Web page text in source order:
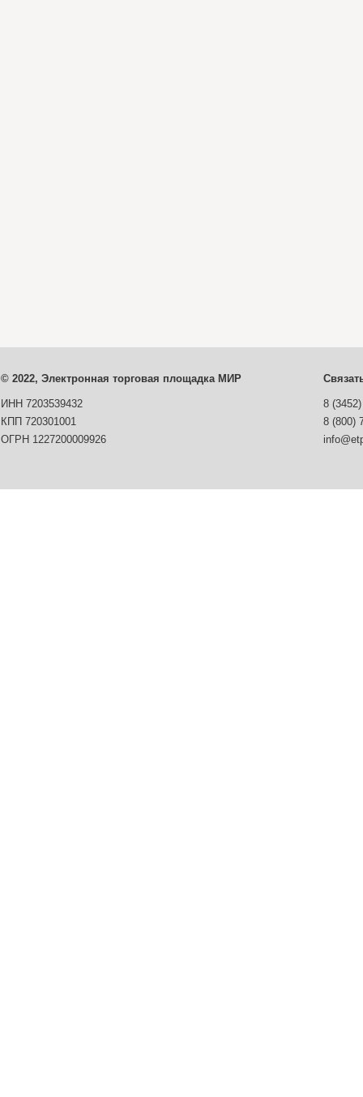
© 2022, Электронная торговая площадка МИР
ИНН 7203539432
8
КПП 720301001
8 (800)
ОГРН 1227200009926